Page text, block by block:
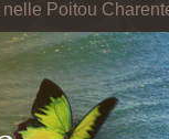
Poitou